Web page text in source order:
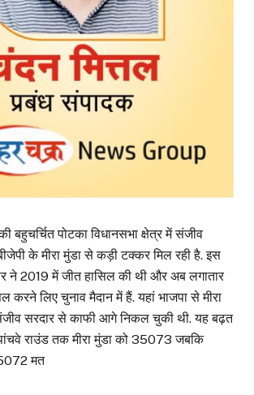
बहुचर्चित पोटका विधानसभा क्षेत्र में संजीव
के मीरा मुंडा से कड़ी टक्कर मिल रही है. इस
ने 2019 में जीत हासिल की थी और अब लगातार
करने लिए चुनाव मैदान में हैं. यहां भाजपा से मीरा
सरदार से काफी आगे निकल चुकी थी. यह बढ़त
राउंड तक मीरा मुंडा को 35073 जबकि
मत